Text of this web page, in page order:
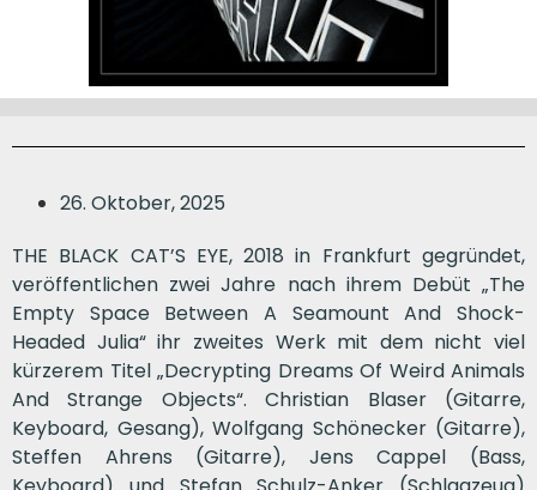
26. Oktober, 2025
THE BLACK CAT’S EYE, 2018 in Frankfurt gegründet,
veröffentlichen zwei Jahre nach ihrem Debüt „The
Empty Space Between A Seamount And Shock-
Headed Julia“ ihr zweites Werk mit dem nicht viel
kürzerem Titel „Decrypting Dreams Of Weird Animals
And Strange Objects“. Christian Blaser (Gitarre,
Keyboard, Gesang), Wolfgang Schönecker (Gitarre),
Steffen Ahrens (Gitarre), Jens Cappel (Bass,